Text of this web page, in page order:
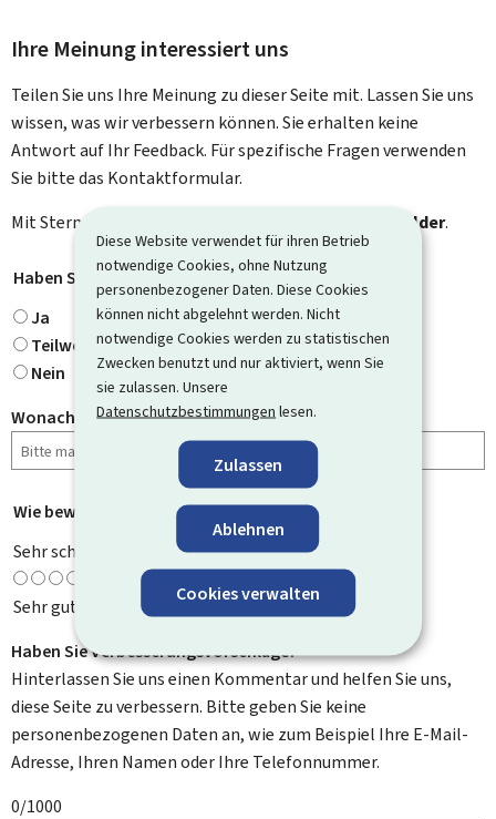
Diese Website verwendet für ihren Betrieb
notwendige Cookies, ohne Nutzung
personenbezogener Daten. Diese Cookies
können nicht abgelehnt werden. Nicht
notwendige Cookies werden zu statistischen
Zwecken benutzt und nur aktiviert, wenn Sie
sie zulassen. Unsere
Datenschutzbestimmungen lesen.
Zulassen
Ablehnen
Cookies verwalten
Ihre Meinung interessiert uns
Teilen Sie uns Ihre Meinung zu dieser Seite mit. Lassen Sie uns
wissen, was wir verbessern können. Sie erhalten keine
Antwort auf Ihr Feedback. Für spezifische Fragen verwenden
Sie bitte das Kontaktformular.
Mit Stern gekennzeichnete Felder (
Pflichtfelder.
Haben Sie gefunden, wonach Sie gesucht haben?
Ja
Teilweise
Nein
Wonach haben Sie gesucht?
Wie bewerten Sie diese Seite? *
Sehr schlecht
Sehr gut
Haben Sie Verbesserungsvorschläge?
Hinterlassen Sie uns einen Kommentar und helfen Sie uns,
diese Seite zu verbessern. Bitte geben Sie keine
personenbezogenen Daten an, wie zum Beispiel Ihre E-Mail-
Adresse, Ihren Namen oder Ihre Telefonnummer.
0/1000